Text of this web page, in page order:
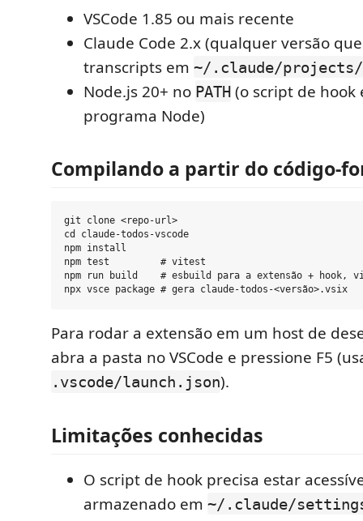
VSCode 1.85 ou mais recente
Claude Code 2.x (qualquer versão
transcripts em ~/.claude/projects/
Node.js 20+ no PATH (o script de hook
programa Node)
Compilando a partir do código-
git clone <repo-url>
cd claude-todos-vscode
npm install
npm test         # vitest
npm run build    # esbuild para a extensão + hook,
Para rodar a extensão em um host de
abra a pasta no VSCode e pressione F5
.vscode/launch.json).
Limitações conhecidas
O script de hook precisa estar
armazenado em ~/.claude/